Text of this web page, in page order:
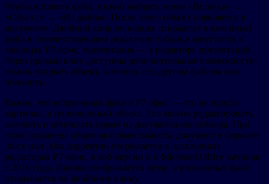
Чтобы вставить файл, нужно выбрать меню «Вставка» →
«Объект» → «Из файла». После этого объект появляется в
документе. Двойной клик по иконке открывает вложенный
файл в соответствующем редакторе: таблица запустится в
таблицах Р7 офис, презентация — в редакторе презентаций.
Через правый клик доступны дополнительные возможности:
можно открыть объект, заменить его другим файлом или
обновить.
Важно, что встроенный файл в Р7 офис — это не просто
картинка, а полноценный объект. Его можно редактировать,
заменять и обновлять прямо из документа-контейнера. При
этом сохранена обратная совместимость: документ в формате
.docx или .xlsx корректно открывается в десктопных
редакторах Р7 офис, в веб-версии и в Microsoft Office начиная
с 2016 года. Иконка отображается везде, а вложенный файл
открывается по двойному клику.